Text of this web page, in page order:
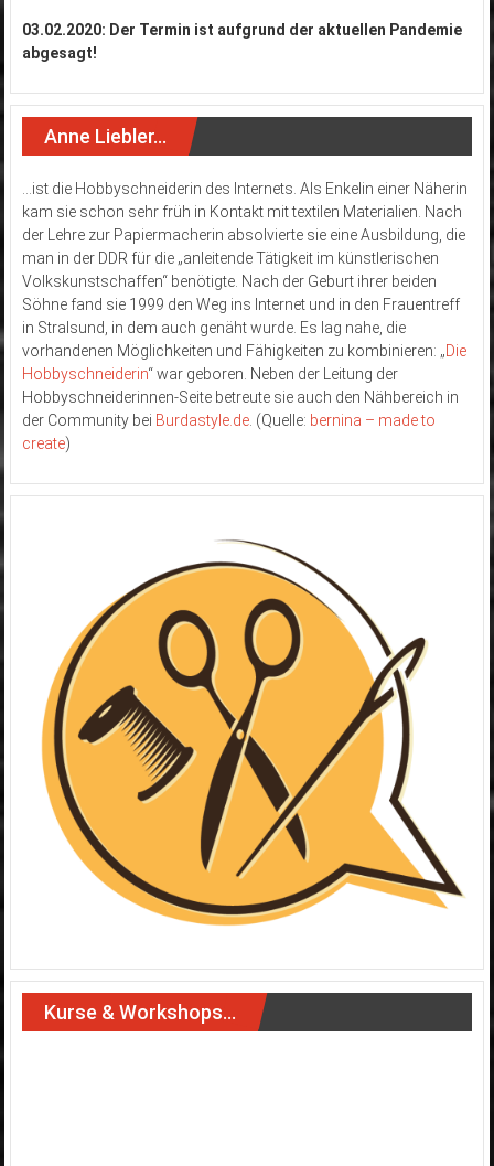
03.02.2020: Der Termin ist aufgrund der aktuellen Pandemie
abgesagt!
Anne Liebler…
…ist die Hobbyschneiderin des Internets. Als Enkelin einer Näherin
kam sie schon sehr früh in Kontakt mit textilen Materialien. Nach
der Lehre zur Papiermacherin absolvierte sie eine Ausbildung, die
man in der DDR für die „anleitende Tätigkeit im künstlerischen
Volkskunstschaffen“ benötigte. Nach der Geburt ihrer beiden
Söhne fand sie 1999 den Weg ins Internet und in den Frauentreff
in Stralsund, in dem auch genäht wurde. Es lag nahe, die
vorhandenen Möglichkeiten und Fähigkeiten zu kombinieren: „Die
Hobbyschneiderin“ war geboren. Neben der Leitung der
Hobbyschneiderinnen-Seite betreute sie auch den Nähbereich in
der Community bei Burdastyle.de. (Quelle: bernina – made to
create)
Kurse & Workshops…